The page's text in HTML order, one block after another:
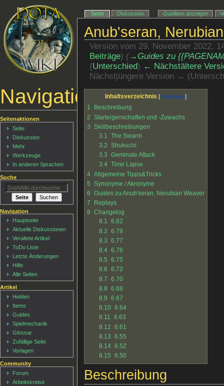
Anub'seran,
Version vom 29. November 2022,
Beiträge) (→‎Guides zu
(Unterschied) ← Nächstältere
Nächstjüngere Version →
Inhaltsverzeichnis
1
Beschreibung
2 Starteigenschaften und -Zuwachs
3 Skillbeschreibungen
3.1
The Swarm
3.2 Shukuchi
3.3 Geminate Attack
3.4 Time Lapse
4 Allgemeine Tipps&Tricks
5 Synonyme / Akronyme
6 Guides zu Anub'seran, Nerubian Weaver
7
Replays
8 Changelog
8.1 6.82
8.2 6.79
8.3 6.77
8.4 6.76
8.5 6.75
8.6 6.72
8.7 6.70
8.8 6.68
8.9 6.67
8.10 6.64
8.11 6.63
8.12 6.61
8.13 6.55
8.14 6.52
8.15 6.50
Beschreibung
Navigationsmenü
Seite Diskussion Quelltext anzeigen
Seitenaktionen
Seite
Diskussion
Mehr
Werkzeuge
In anderen Sprachen
Suche
Navigation
Hauptseite
Aktuelle Diskussionen
Veraltete Artikel
ToDo Liste
Letzte Änderungen
Hilfe
Alle Seiten
Artikel
Helden
Items
Guides
Spielmechanik
Glossar
Zufällige Seite
Vorlagen
Community
Forum
Arbeitskreise